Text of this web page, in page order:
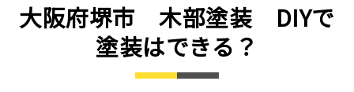
大阪府堺市 木部塗装 DIYで
塗装はできる？